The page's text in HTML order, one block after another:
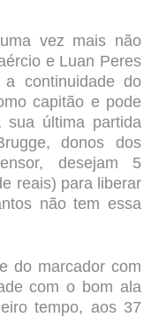
vez mais não
e Luan Peres
continuidade do
capitão e pode
última partida
donos dos
desejam 5
reais) para liberar
não tem essa
do marcador com
com o bom ala
tempo, aos 37